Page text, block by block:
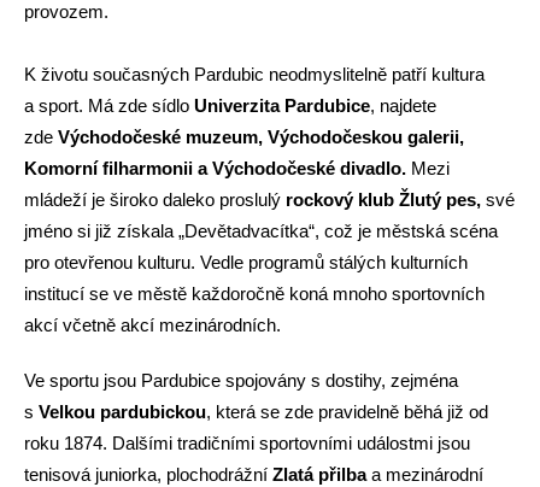
provozem.
K životu současných Pardubic neodmyslitelně patří kultura
a sport. Má zde sídlo Univerzita Pardubice, najdete
zde Východočeské muzeum, Východočeskou galerii,
Komorní filharmonii a Východočeské divadlo. Mezi
mládeží je široko daleko proslulý rockový klub Žlutý pes, své
jméno si již získala „Devětadvacítka“, což je městská scéna
pro otevřenou kulturu. Vedle programů stálých kulturních
institucí se ve městě každoročně koná mnoho sportovních
akcí včetně akcí mezinárodních.
Ve sportu jsou Pardubice spojovány s dostihy, zejména
s Velkou pardubickou, která se zde pravidelně běhá již od
roku 1874. Dalšími tradičními sportovními událostmi jsou
tenisová juniorka, plochodrážní Zlatá přilbaa mezinárodní